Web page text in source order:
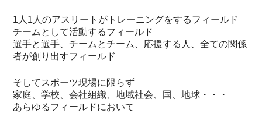
1人1人のアスリートがトレーニングをするフィールド
チームとして活動するフィールド
選手と選手、チームとチーム、応援する人、全ての関係
者が創り出すフィールド
そしてスポーツ現場に限らず
家庭、学校、会社組織、地域社会、国、地球・・・
あらゆるフィールドにおいて